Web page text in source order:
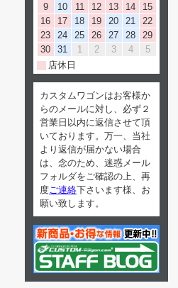
9
10 11 12 13 14
15
16
17 18 19 20 21
22
23
24 25 26 27 28
29
30
31 1 2 3 4
5
店休日
カスタムワゴンはお客様か
らのメールに対し、必ず２
営業日以内に返信させて頂
いております。万一、当社
より返信が届かない場合
は、念のため、迷惑メール
フォルダをご確認の上、再
度 ご連絡下さいます様、お
願い致します。